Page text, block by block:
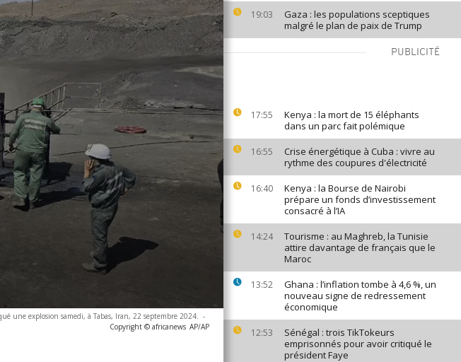
19:03
Gaza : les populations sceptiques
malgré le plan de paix de Trump
PUBLICITÉ
17:55
Kenya : la mort de 15 éléphants
dans un parc fait polémique
16:55
Crise énergétique à Cuba : vivre au
rythme des coupures d'électricité
16:40
Kenya : la Bourse de Nairobi
prépare un fonds d’investissement
consacré à l’IA
14:24
Tourisme : au Maghreb, la Tunisie
attire davantage de français que le
Maroc
13:52
Ghana : l’inflation tombe à 4,6 %, un
nouveau signe de redressement
économique
12:53
Sénégal : trois TikTokeurs
emprisonnés pour avoir critiqué le
président Faye
une explosion samedi, à Tabas, Iran, 22 septembre 2024. -
Copyright © africanews AP/AP